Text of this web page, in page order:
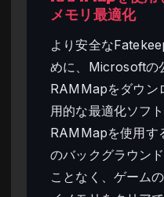
メモリ最適化
より安全な
めに、Microsoftの
RAMMapをダウン
用的な最適化ソフ
RAMMapを使用す
のバックグラウン
ことなく、ゲーム